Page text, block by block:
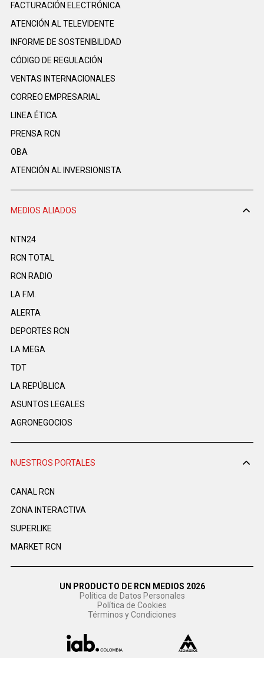
FACTURACIÓN ELECTRÓNICA
ATENCIÓN AL TELEVIDENTE
INFORME DE SOSTENIBILIDAD
CÓDIGO DE REGULACIÓN
VENTAS INTERNACIONALES
CORREO EMPRESARIAL
LINEA ÉTICA
PRENSA RCN
OBA
ATENCIÓN AL INVERSIONISTA
MEDIOS ALIADOS
NTN24
RCN TOTAL
RCN RADIO
LA F.M.
ALERTA
DEPORTES RCN
LA MEGA
TDT
LA REPÚBLICA
ASUNTOS LEGALES
AGRONEGOCIOS
NUESTROS PORTALES
CANAL RCN
ZONA INTERACTIVA
SUPERLIKE
MARKET RCN
UN PRODUCTO DE RCN MEDIOS 2026
Política de Datos Personales
Política de Cookies
Términos y Condiciones